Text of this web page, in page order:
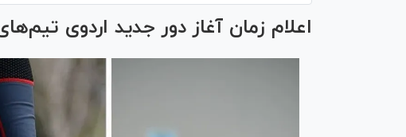
اعلام زمان آغاز دور جدید اردوی